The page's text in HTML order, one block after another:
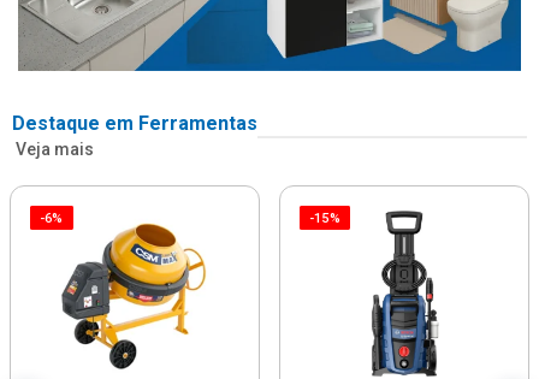
Destaque em Ferramentas
Veja mais
-6% -15%